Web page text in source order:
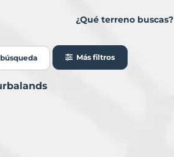
¿Qué terreno buscas?
Más filtros